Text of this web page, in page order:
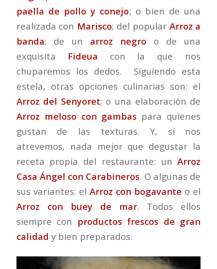
paella de pollo y conejo; o bien de una
realizada con Marisco; del popular Arroz a
banda; de un arroz negro o de una
exquisita Fideua con la que nos
chuparemos los dedos. Siguiendo esta
estela, otras opciones culinarias son: el
Arroz del Senyoret; o una elaboración de
Arroz meloso con gambas para quienes
gustan de las texturas. Y, si nos
atrevemos, nada mejor que degustar la
receta propia del restaurante: unArroz
Casa Ángel con Carabineros. O algunas de
sus variantes: el Arroz con bogavante o el
Arroz con buey de mar. Todos ellos
siempre con productos frescos de gran
calidad y bien preparados.